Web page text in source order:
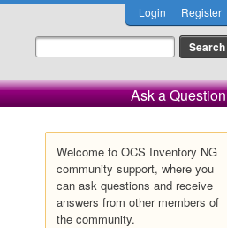
Login Register
Ask a Question
Welcome to OCS Inventory NG
community support, where you
can ask questions and receive
answers from other members of
the community.